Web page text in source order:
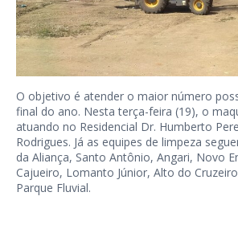
O objetivo é atender o maior número
final do ano. Nesta terça-feira (19), o
atuando no Residencial Dr. Humberto
Rodrigues. Já as equipes de limpeza
da Aliança, Santo Antônio, Angari, Novo
Cajueiro, Lomanto Júnior, Alto do
Parque Fluvial.